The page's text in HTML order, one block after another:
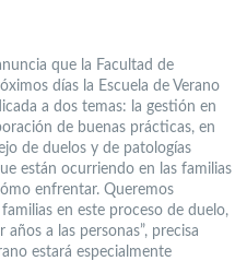
que la Facultad de
días la Escuela de Verano
a dos temas: la gestión en
de buenas prácticas, en
de duelos y de patologías
están ocurriendo en las familias
enfrentar. Queremos
en este proceso de duelo,
a las personas”, precisa
estará especialmente